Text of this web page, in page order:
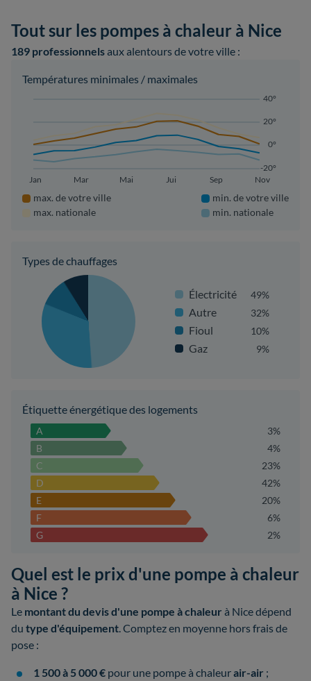
Tout sur les pompes à chaleur à Nice
189 professionnelsaux alentours de votre ville :
Températures minimales / maximales
-20°
0°
20°
40°
Jan Mar Mai Jui Sep Nov
max. de votre ville
max. nationale
min. de votre ville
min. nationale
Types de chauffages
Électricité 49%
Autre 32%
Fioul 10%
Gaz 9%
Étiquette énergétique des logements
A
3%
B
4%
C
23%
D
42%
E
20%
F
6%
G
2%
Quel est le prix d'une pompe à chaleur
à Nice ?
Le montant du devis d'une pompe à chaleur à Nice dépend
du type d'équipement. Comptez en moyenne hors frais de
pose :
1 500 à 5 000 € pour une pompe à chaleurair-air ;